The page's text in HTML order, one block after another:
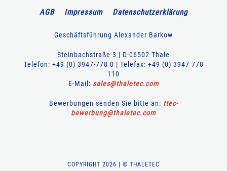
AGB Impressum Datenschutzerklärung
Geschäftsführung Alexander Barkow
Steinbachstraße 3 | D-06502 Thale
Telefon: +49 (0) 3947-778 0 | Telefax: +49 (0) 3947 778
110
E-Mail: sales@thaletec.com
Bewerbungen senden Sie bitte an: ttec-
bewerbung@thaletec.com
COPYRIGHT 2026 | © THALETEC